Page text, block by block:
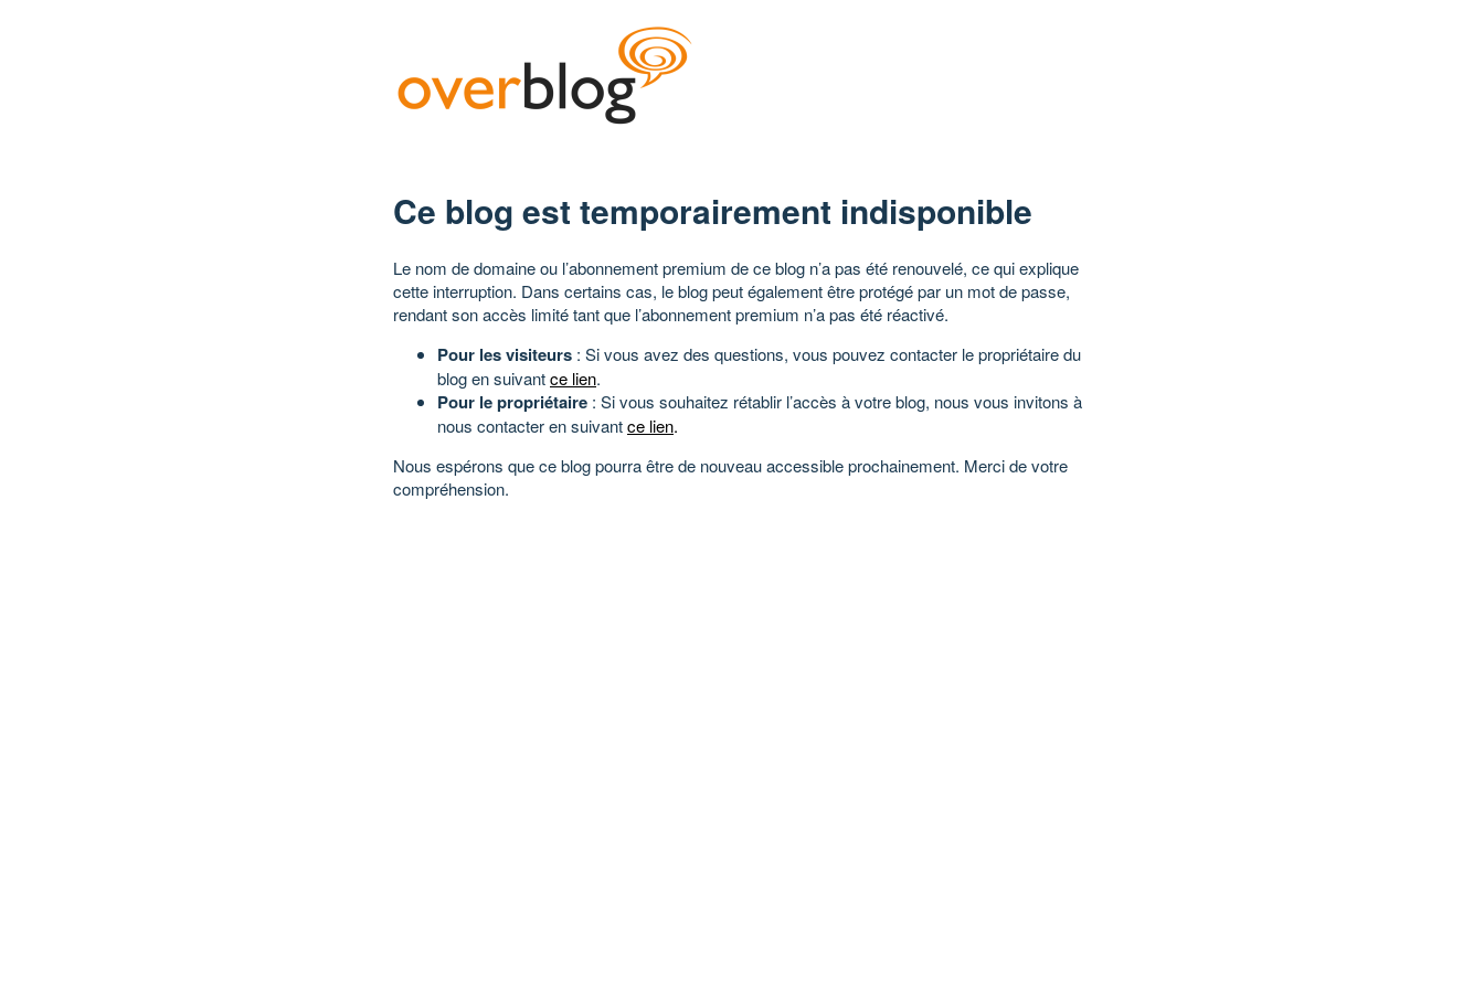
Ce blog est temporairement indisponible
Le nom de domaine ou l’abonnement premium de ce blog n’a pas été renouvelé, ce qui explique
cette interruption. Dans certains cas, le blog peut également être protégé par un mot de passe,
rendant son accès limité tant que l’abonnement premium n’a pas été réactivé.
Pour les visiteurs : Si vous avez des questions, vous pouvez contacter le propriétaire du
blog en suivantce lien.
Pour le propriétaire : Si vous souhaitez rétablir l’accès à votre blog, nous vous invitons à
nous contacter en suivantce lien.
Nous espérons que ce blog pourra être de nouveau accessible prochainement. Merci de votre
compréhension.